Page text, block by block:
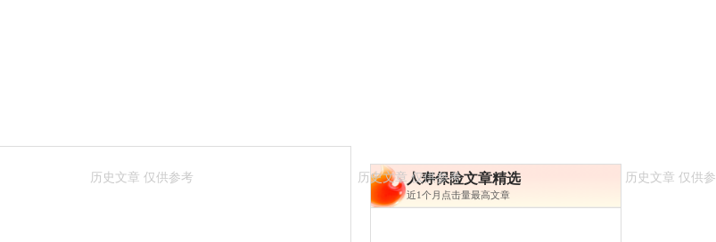
人寿保险文章精选
近1个月点击量最高文章